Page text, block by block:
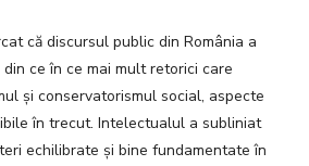
că discursul public din România a
ce în ce mai mult retorici care
și conservatorismul social, aspecte
în trecut. Intelectualul a subliniat
echilibrate și bine fundamentate în